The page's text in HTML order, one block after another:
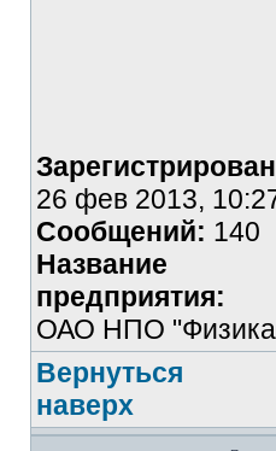
26 фев 2013,
Сообщений: 140
Название
предприятия:
ОАО НПО
Вернуться
наверх